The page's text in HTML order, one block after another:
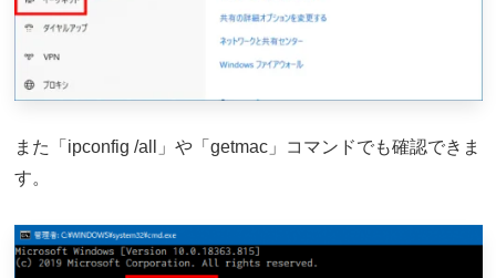
また「ipconfig /all」や「getmac」コマンドでも確認できま
す。